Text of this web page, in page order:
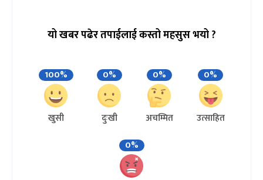
यो खबर पढेर तपाईलाई कस्तो महसुस भयो ?
100%
खुसी
0%
दुःखी
0%
अचम्मित
0%
उत्साहित
0%